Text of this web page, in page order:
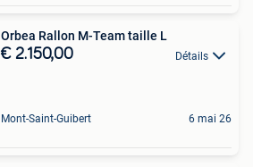
Orbea Rallon M-Team taille L
€ 2.150,00 Détails
Mont-Saint-Guibert 6 mai 26